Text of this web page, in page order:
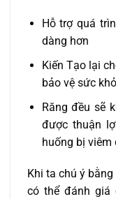
Hỗ trợ quá
dàng hơn
Kiến Tạo lại
bảo vệ sức
Răng đều sẽ
được thuận
huống bị viêm
Khi ta chú ý
có thể đánh giá